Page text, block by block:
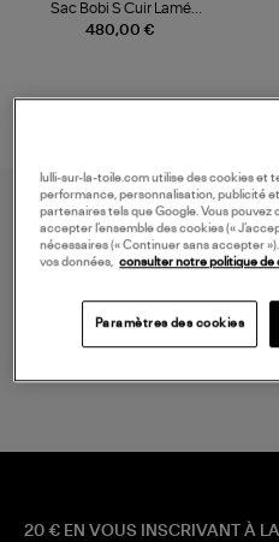
480,00 €
Sac Bobi S Cuir Lamé
Champagne
20 € EN VOUS INSCRIVANT À LA
lulli-sur-la-toile.com utilise des cookies et
performance, personnalisation, publicité
partenaires tels que Google. Vous pouvez
accepter l’ensemble des cookies («
nécessaires (« Continuer sans accepter
vos données, consulter notre politique de
Paramètres des cookies